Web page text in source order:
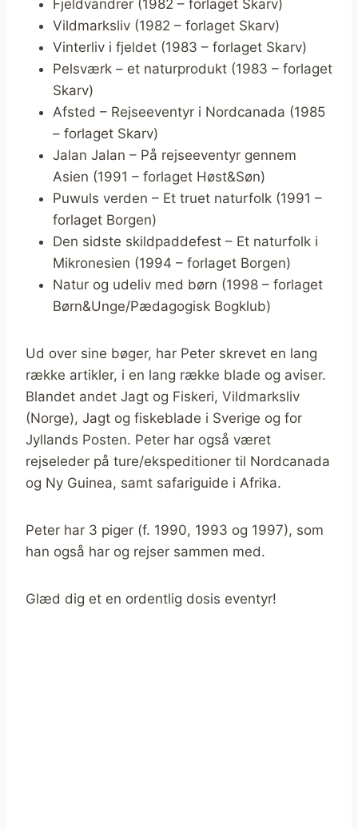
Fjeldvandrer (1982 – forlaget Skarv)
Vildmarksliv (1982 – forlaget Skarv)
Vinterliv i fjeldet (1983 – forlaget Skarv)
Pelsværk – et naturprodukt (1983 – forlaget
Skarv)
Afsted – Rejseeventyr i Nordcanada (1985
– forlaget Skarv)
Jalan Jalan – På rejseeventyr gennem
Asien (1991 – forlaget Høst&Søn)
Puwuls verden – Et truet naturfolk (1991 –
forlaget Borgen)
Den sidste skildpaddefest – Et naturfolk i
Mikronesien (1994 – forlaget Borgen)
Natur og udeliv med børn (1998 – forlaget
Børn&Unge/Pædagogisk Bogklub)
Ud over sine bøger, har Peter skrevet en lang
række artikler, i en lang række blade og aviser.
Blandet andet Jagt og Fiskeri, Vildmarksliv
(Norge), Jagt og fiskeblade i Sverige og for
Jyllands Posten. Peter har også været
rejseleder på ture/ekspeditioner til Nordcanada
og Ny Guinea, samt safariguide i Afrika.
Peter har 3 piger (f. 1990, 1993 og 1997), som
han også har og rejser sammen med.
Glæd dig et en ordentlig dosis eventyr!